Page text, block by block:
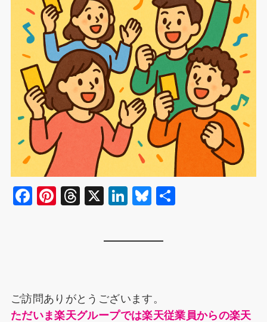
F
o
o
Pi
T
s
X
Li
n
Bl
y
ご訪問ありがとうございます。
ただいま楽天グループでは楽天従業員からの楽天